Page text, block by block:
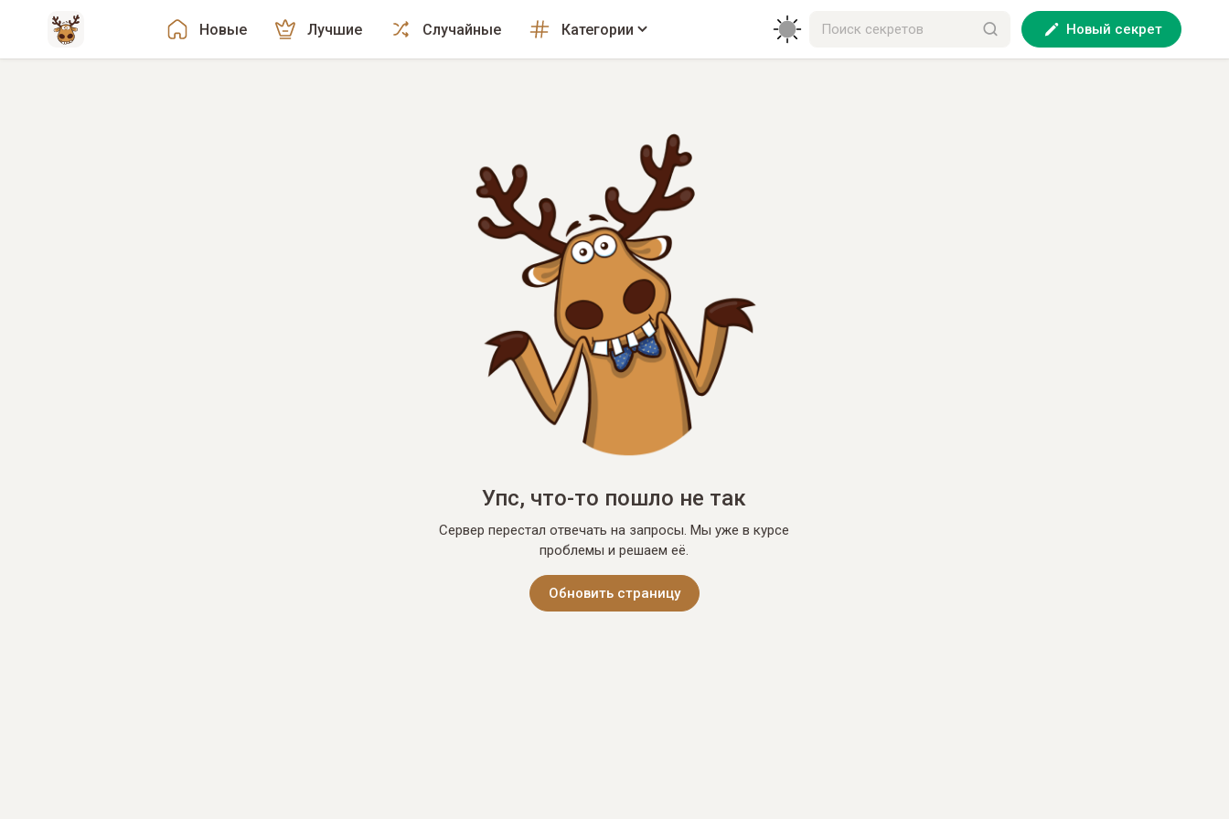
Новые Лучшие Случайные Категории Новый секрет
Упс, что-то пошло не так
Сервер перестал отвечать на запросы. Мы уже в курсе
проблемы и решаем её.
Обновить страницу